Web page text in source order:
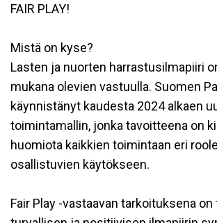
FAIR PLAY!
Mistä on kyse?
Lasten ja nuorten harrastusilmapiiri
mukana olevien vastuulla. Suomen
käynnistänyt kaudesta 2024 alkaen
toimintamallin, jonka tavoitteena on
huomiota kaikkien toimintaan eri
osallistuvien käytökseen.
Fair Play -vastaavan tarkoituksena on